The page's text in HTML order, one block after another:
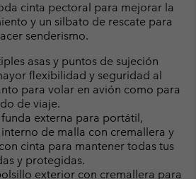
cinta pectoral para mejorar la
y un silbato de rescate para
senderismo.
asas y puntos de sujeción
flexibilidad y seguridad al
para volar en avión como para
de viaje.
externa para portátil,
de malla con cremallera y
cinta para mantener todas tus
y protegidas.
exterior con cremallera para